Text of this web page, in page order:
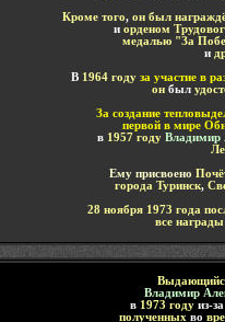
Кроме того,он был
и орденом
медалью "За
и
В 1964 году за участие в
он был
За создание
первой в мире
в 1957 году Владимир
Ему присвоено
города Туринск,
28 ноября 1973 года
все
Владимир
в 1973 году из-
полученных во